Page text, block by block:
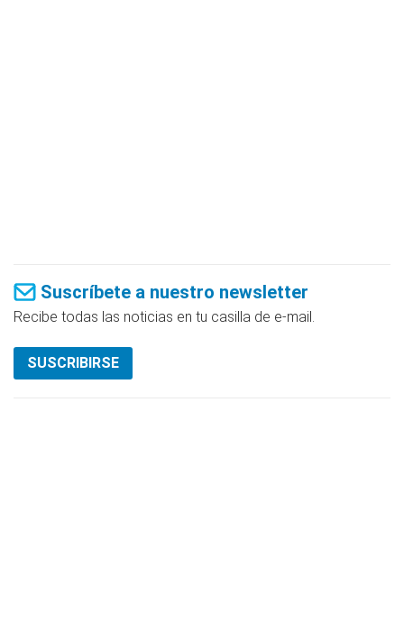
Suscríbete a nuestro newsletter
Recibe todas las noticias en tu casilla de e-mail.
SUSCRIBIRSE